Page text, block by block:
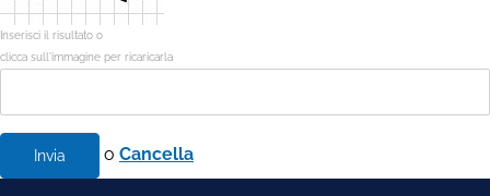
Inserisci il risultato o
clicca sull'immagine per ricaricarla
Invia o Cancella